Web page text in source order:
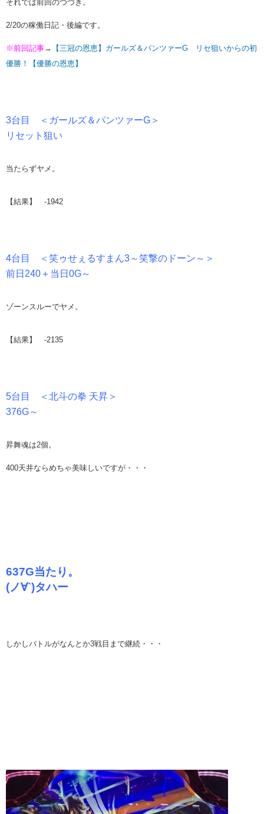
それでは前回のつづき。
2/20の稼働日記・後編です。
※前回記事→
【三冠の恩恵】ガールズ＆パンツァーG リセ狙いからの初
優勝！【優勝の恩恵】
3台目 ＜ガールズ＆パンツァーG＞
リセット狙い
当たらずヤメ。
【結果】 -1942
4台目 ＜笑ゥせぇるすまん3～笑撃のドーン～＞
前日240＋当日0G～
ゾーンスルーでヤメ。
【結果】 -2135
5台目 ＜北斗の拳 天昇＞
376G～
昇舞魂は2個。
400天井ならめちゃ美味しいですが・・・
637G当たり。
(ノ∀`)タハー
しかしバトルがなんとか3戦目まで継続・・・